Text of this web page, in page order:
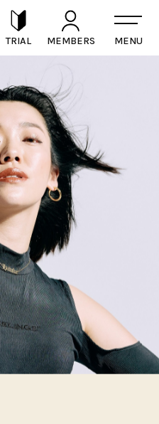
TRIAL MEMBERS